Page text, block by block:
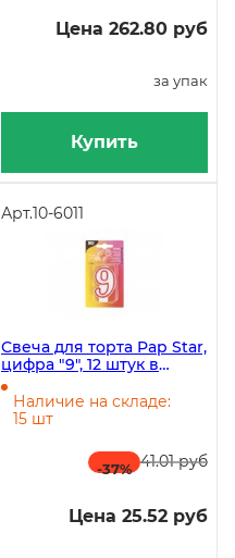
Цена 262.80 руб
за упак
Купить
Арт.10-6011
Свеча для торта Pap Star,
цифра "9", 12 штук в
коробке
Наличие на складе:
15 шт
-37% 41.01 руб
Цена 25.52 руб